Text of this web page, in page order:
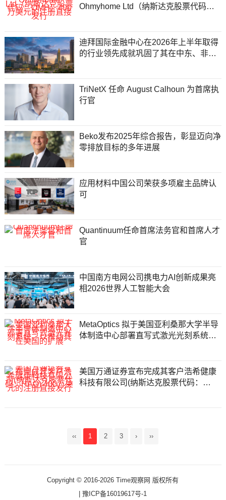
Ohmyhome Ltd（纳斯达克股票代码：
迪拜国际金融中心在2026年上半年取得
的行业领先成就巩固了其在中东、非洲
TriNetX 任命 August Calhoun 为首席执
行官
Beko发布2025年综合报告，彰显迈向净
零排放目标的多年进展
应用材料中国公司荣获多项雇主品牌认
可
Quantinuum任命首席法务官和首席人才
官
中国南方电网公司携电力AI创新成果亮
相2026世界人工智能大会
MetaOptics 拟于美国亚利桑那大学半导
体制造中心部署直写式激光光刻系统，
美国万通证券宣布完成其客户浩希健康
科技有限公司(纳斯达克股票代码：
‹‹ 1 2 3 › ››
Copyright © 2016-2026 Time观察网 版权所有
|豫ICP备16019617号-1